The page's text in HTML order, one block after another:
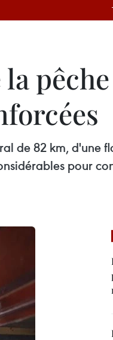
de 82 km, d'une
pour